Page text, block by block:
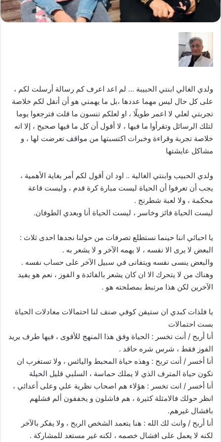
ولدي الغالي ابنتي الحبيبة … لم اعد اعرف كم رسالة أرسلت لكم ،
على كل حال ليس مهما عددها ،بل ما يهمني هو أن أنقل لكم خلاصة
تجربتي لعلي لا اعمر طويلًا ، او لعلكم تنسون ما قلت فترجعوا يوما
لتلك الرسائل وتقرأوا ما فيها ، لا أقول أن كل ما فيها صحيح ، إلا انه
خلاصة تجربة وقراءة وخبرات اكتسبتها من مواقف تعرضت لها ، و
مشاكل عايشتها
ولدي الحبيب وابنتي الغالية .. اود ان أقول لكم أمر بغاية الأهمية ،
يجب أن تعرفوا أن الحياة ليست مبارة كرة قدم ، وليست قاعة
محكمة ، ولا لعبة شطرنج .
ليست الحياة فائز وخاسر ، ليست الحياة أنا وبعدي الطوفان.
يا احبائي اننا حينما نستطلع تصرفات من حولنا نجدها احدى ثلاث :
البعض لا يرى الا نفسه ، لا يهمه الآخر و لا يشعر به .
والبعض ينسى نفسه ويتفانى في سبيل الآخر على حساب نفسه .
وهناك من لا يتحرك الا ان كان يشعر بالفائدة و الفوز ، نعم هو يفيد
الآخرين لكن هذا مرتبط بمصلحته هو .
يا فلذات كبدي ان ستيفن كوفي صنف لنا احتمالات معادلات الحياة
بست احتمالات
أنا أربح / أنت تخسر : الحياة وفق هذا المنهج للأقوى ، فيها طرف يريد
الفوز فقط ، شرس شره حاقد .
أنا أخسر / أنت تربح : وهذه حياة المحبط واليائس ، ولا تستغرب ان
تكون حياة المترف الذي لا يملك حماسة ، السلبي قليل الحيلة
أنا أخسر / انت تخسر : هؤلاء هم اصحاب نظرية علي وعلى أعدائي ،
انظر حولك فالامثلة كثيرة ، هم فاشلون و يخففون ألم فشلهم
بافشال غيرهم.
أنا أربح / وانت لك الله : هنا يتعمد الشخص الربح ، ولا يفكر بالآخر
لكنه لا يعمل على افشال خصمه ، لكنه غير مستعد للمشاركة .